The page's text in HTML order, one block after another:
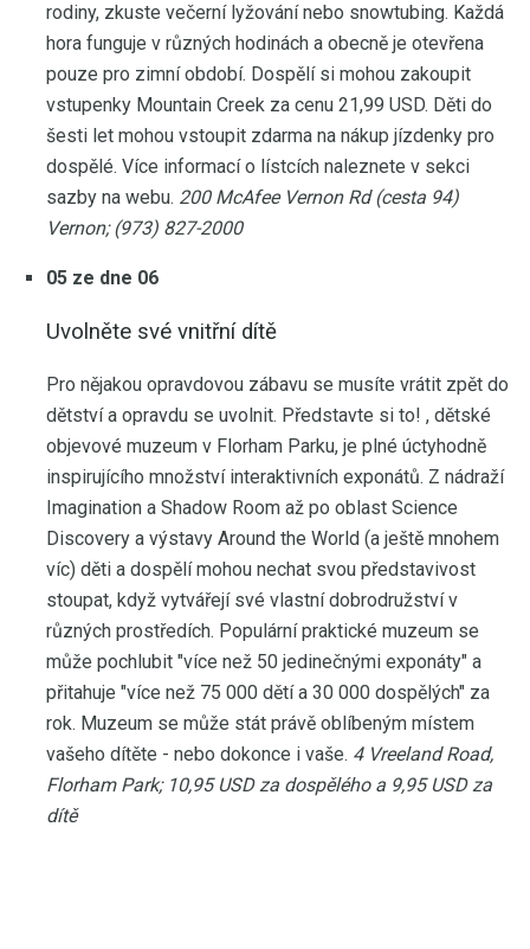
rodiny, zkuste večerní lyžování nebo snowtubing. Každá
hora funguje v různých hodinách a obecně je otevřena
pouze pro zimní období. Dospělí si mohou zakoupit
vstupenky Mountain Creek za cenu 21,99 USD. Děti do
šesti let mohou vstoupit zdarma na nákup jízdenky pro
dospělé. Více informací o lístcích naleznete v sekci
sazby na webu. 200 McAfee Vernon Rd (cesta 94)
Vernon; (973) 827-2000
05 ze dne 06
Uvolněte své vnitřní dítě
Pro nějakou opravdovou zábavu se musíte vrátit zpět do
dětství a opravdu se uvolnit. Představte si to! , dětské
objevové muzeum v Florham Parku, je plné úctyhodně
inspirujícího množství interaktivních exponátů. Z nádraží
Imagination a Shadow Room až po oblast Science
Discovery a výstavy Around the World (a ještě mnohem
víc) děti a dospělí mohou nechat svou představivost
stoupat, když vytvářejí své vlastní dobrodružství v
různých prostředích. Populární praktické muzeum se
může pochlubit "více než 50 jedinečnými exponáty" a
přitahuje "více než 75 000 dětí a 30 000 dospělých" za
rok. Muzeum se může stát právě oblíbeným místem
vašeho dítěte - nebo dokonce i vaše. 4 Vreeland Road,
Florham Park; 10,95 USD za dospělého a 9,95 USD za
dítě